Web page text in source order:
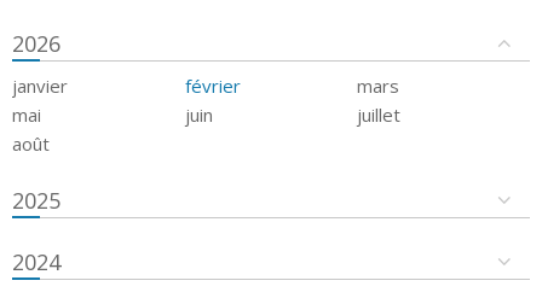
2026
janvier février
mars
mai
juin
juillet
août
2025
2024